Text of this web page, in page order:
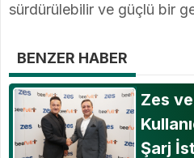
sürdürülebilir ve güçlü bir
BENZER HABER
Zes
Şarj